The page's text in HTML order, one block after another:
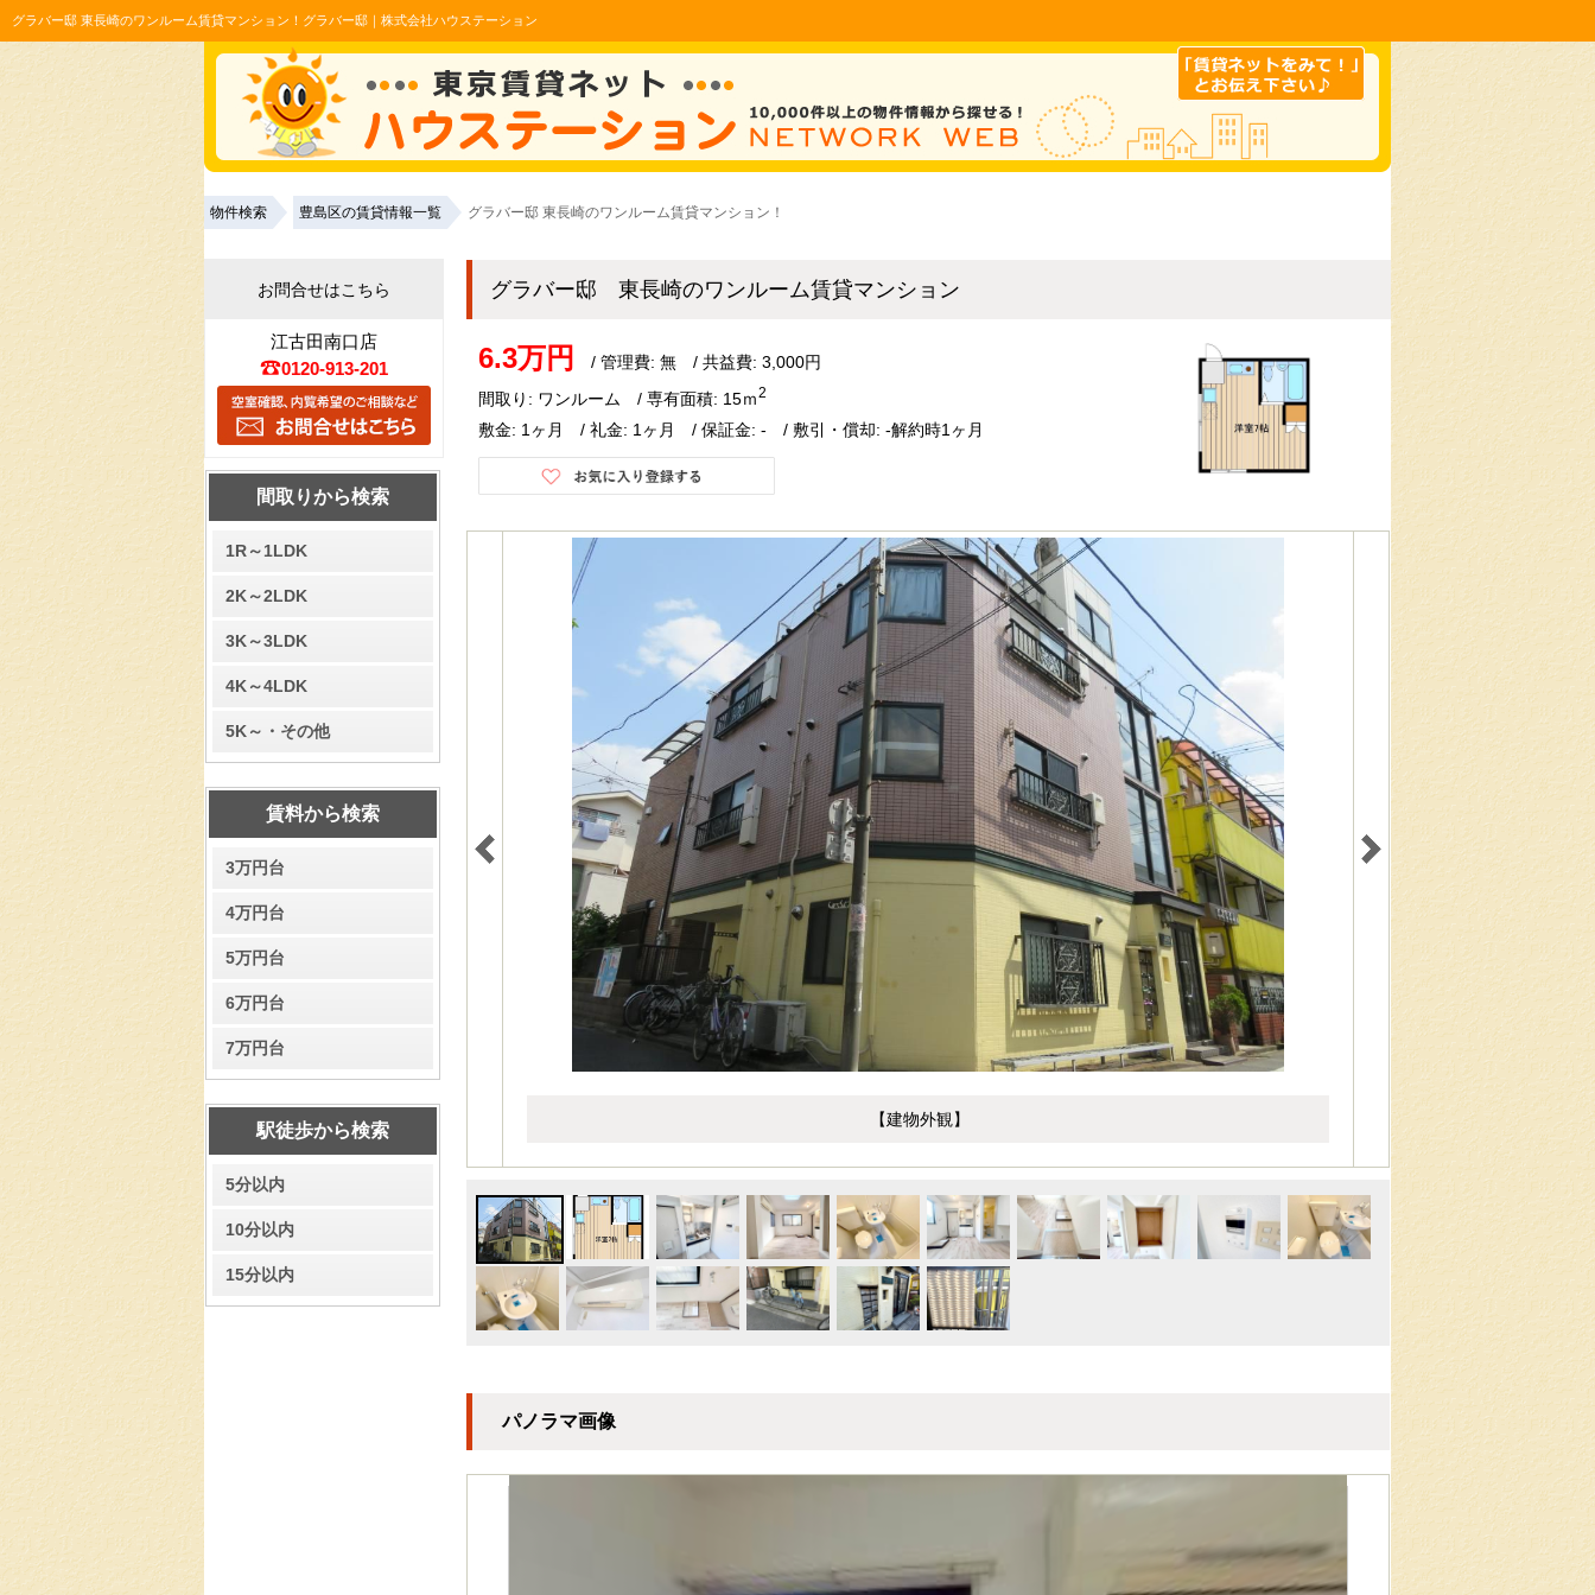
グラバー邸 東長崎のワンルーム賃貸マンション！グラバー邸｜株式会社ハウステーション
物件検索 豊島区の賃貸情報一覧 グラバー邸 東長崎のワンルーム賃貸マンション！
グラバー邸 東長崎のワンルーム賃貸マンション
6.3万円
/ 管理費: 無 / 共益費: 3,000円
間取り: ワンルーム / 専有面積: 15ｍ2
敷金: 1ヶ月 / 礼金: 1ヶ月 / 保証金: - / 敷引・償却: -解約時1ヶ月
【建物外観】
お問合せはこちら
江古田南口店
0120-913-201
間取りから検索
1R～1LDK
2K～2LDK
3K～3LDK
4K～4LDK
5K～・その他
賃料から検索
3万円台
4万円台
5万円台
6万円台
7万円台
駅徒歩から検索
5分以内
10分以内
15分以内